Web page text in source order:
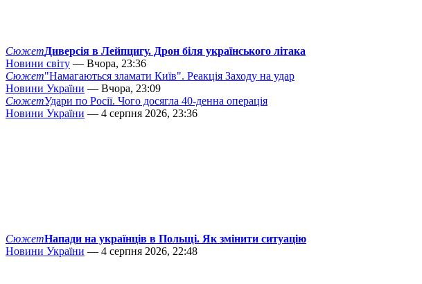
СюжетДиверсія в Лейпцигу. Дрон біля українського літака
Новини світу — Вчора, 23:36
Сюжет"Намагаються зламати Київ". Реакція Заходу на удар
Новини України — Вчора, 23:09
СюжетУдари по Росії. Чого досягла 40-денна операція
Новини України — 4 серпня 2026, 23:36
СюжетНапади на українців в Польщі. Як змінити ситуацію
Новини України — 4 серпня 2026, 22:48